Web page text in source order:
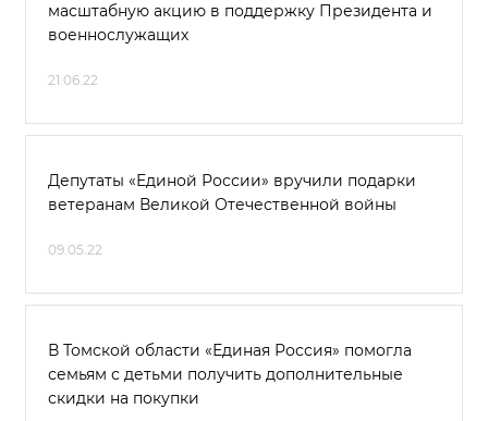
масштабную акцию в поддержку Президента и
военнослужащих
21.06.22
Депутаты «Единой России» вручили подарки
ветеранам Великой Отечественной войны
09.05.22
В Томской области «Единая Россия» помогла
семьям с детьми получить дополнительные
скидки на покупки